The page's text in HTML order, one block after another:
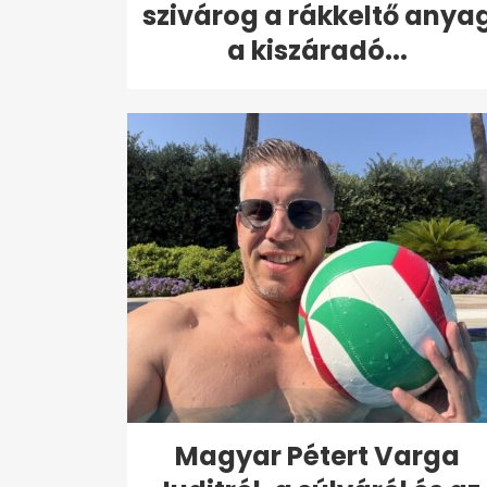
szivárog a rákkeltő
a kiszáradó...
Magyar Pétert Varga